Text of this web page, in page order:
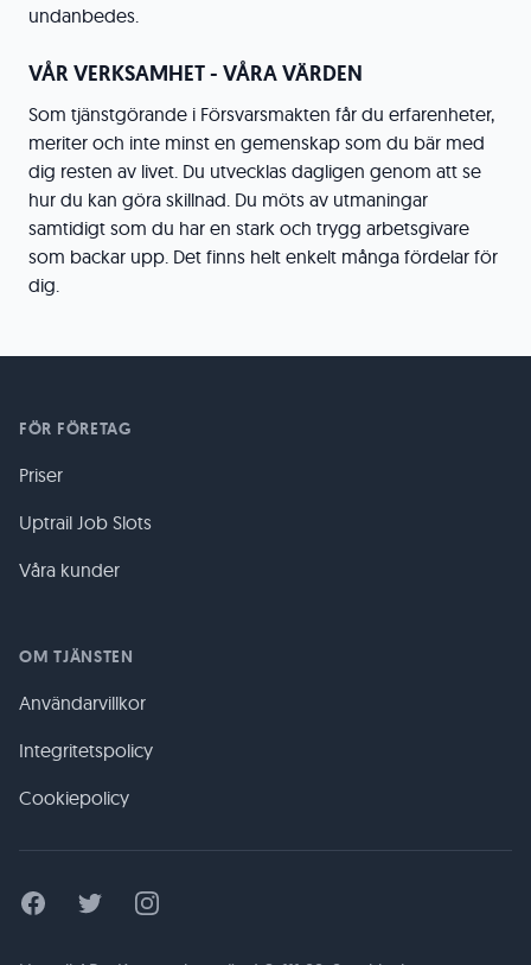
undanbedes.
VÅR VERKSAMHET - VÅRA VÄRDEN
Som tjänstgörande i Försvarsmakten får du erfarenheter,
meriter och inte minst en gemenskap som du bär med
dig resten av livet. Du utvecklas dagligen genom att se
hur du kan göra skillnad. Du möts av utmaningar
samtidigt som du har en stark och trygg arbetsgivare
som backar upp. Det finns helt enkelt många fördelar för
dig.
FÖR FÖRETAG
Priser
Uptrail Job Slots
Våra kunder
OM TJÄNSTEN
Användarvillkor
Integritetspolicy
Cookiepolicy
FacebookTwitter Instagram